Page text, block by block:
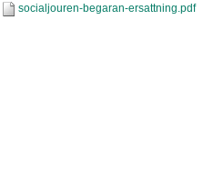
socialjouren-begaran-ersattning.pdf